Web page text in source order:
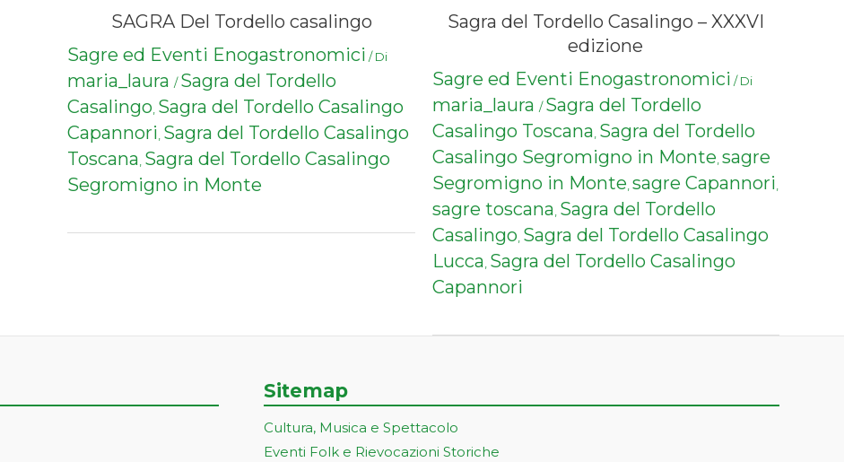
SAGRA Del Tordello casalingo
Sagre ed Eventi Enogastronomici / Di
maria_laura / Sagra del Tordello
Casalingo, Sagra del Tordello Casalingo
Capannori, Sagra del Tordello Casalingo
Toscana, Sagra del Tordello Casalingo
Segromigno in Monte
Sagra del Tordello Casalingo – XXXVI
edizione
Sagre ed Eventi Enogastronomici / Di
maria_laura / Sagra del Tordello
Casalingo Toscana, Sagra del Tordello
Casalingo Segromigno in Monte, sagre
Segromigno in Monte, sagre Capannori,
sagre toscana, Sagra del Tordello
Casalingo, Sagra del Tordello Casalingo
Lucca, Sagra del Tordello Casalingo
Capannori
Sitemap
Cultura, Musica e Spettacolo
Eventi Folk e Rievocazioni Storiche